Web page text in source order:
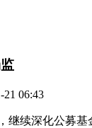
06:43
续深化公募基